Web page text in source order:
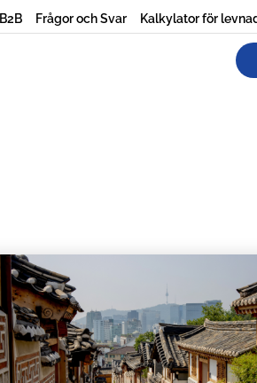
B2B Frågor och Svar Kalkylator för